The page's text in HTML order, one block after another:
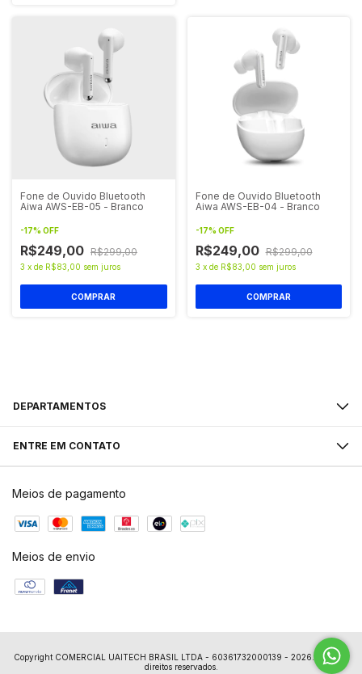
Fone de Ouvido Bluetooth
Aiwa AWS-EB-05 - Branco
-17% OFF
R$249,00 R$299,00
3 x de R$83,00 sem juros
Fone de Ouvido Bluetooth
Aiwa AWS-EB-04 - Branco
-17% OFF
R$249,00 R$299,00
3 x de R$83,00 sem juros
DEPARTAMENTOS
ENTRE EM CONTATO
Meios de pagamento
Meios de envio
Copyright COMERCIAL UAITECH BRASIL LTDA - 60361732000139 - 2026. Todos os
direitos reservados.